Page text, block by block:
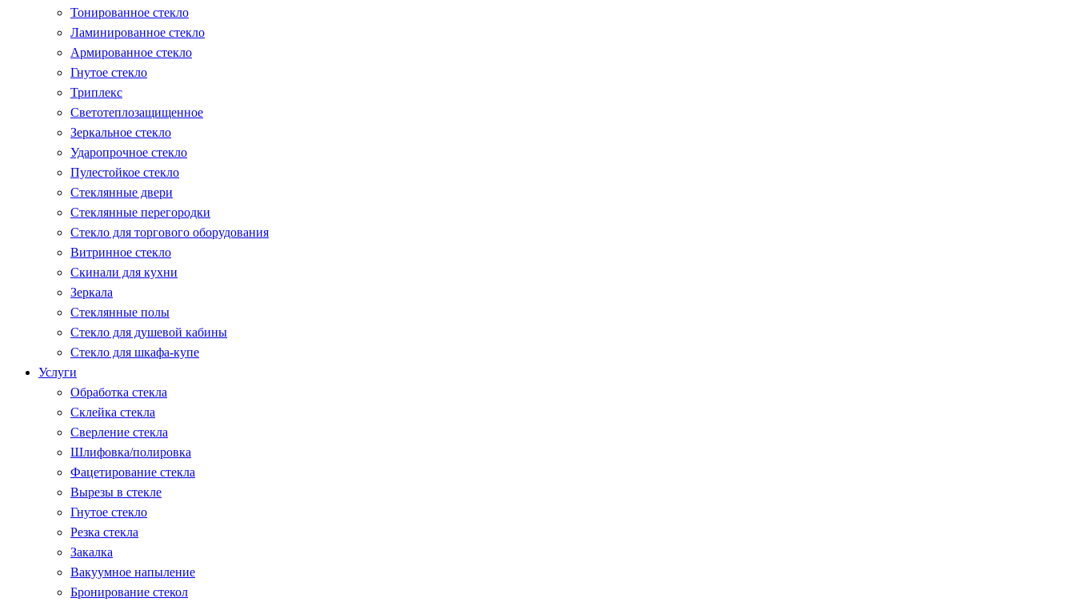
Тонированное стекло
Ламинированное стекло
Армированное стекло
Гнутое стекло
Триплекс
Светотеплозащищенное
Зеркальное стекло
Ударопрочное стекло
Пулестойкое стекло
Стеклянные двери
Стеклянные перегородки
Стекло для торгового оборудования
Витринное стекло
Скинали для кухни
Зеркала
Стеклянные полы
Стекло для душевой кабины
Стекло для шкафа-купе
Услуги
Обработка стекла
Склейка стекла
Сверление стекла
Шлифовка/полировка
Фацетирование стекла
Вырезы в стекле
Гнутое стекло
Резка стекла
Закалка
Вакуумное напыление
Бронирование стекол